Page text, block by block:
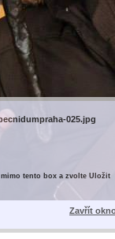
025.jpg
tento box a zvolte Uložit
Zavřít